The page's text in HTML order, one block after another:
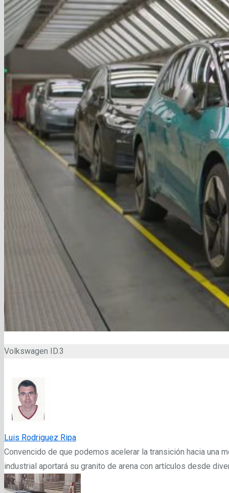
Volkswagen ID.3
Luis Rodriguez Ripa
Convencido de que podemos acelerar la transición hacia una
industrial aportará su granito de arena con artículos desde